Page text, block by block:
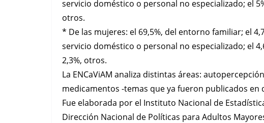
servicio doméstico o personal no especializado; el
otros.
* De las mujeres: el 69,5%, del entorno familiar; el
servicio doméstico o personal no especializado; el
2,3%, otros.
La ENCaViAM analiza distintas áreas:
medicamentos -temas que ya fueron publicados
Fue elaborada por el Instituto Nacional de
Dirección Nacional de Políticas para Adultos